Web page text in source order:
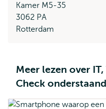
Kamer M5-35
3062 PA
Rotterdam
Meer lezen over
Check